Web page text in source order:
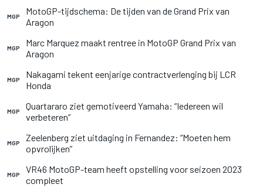
MGP
MotoGP-tijdschema: De tijden van de Grand Prix van
Aragon
MGP
Marc Marquez maakt rentree in MotoGP Grand Prix van
Aragon
MGP
Nakagami tekent eenjarige contractverlenging bij LCR
Honda
MGP
Quartararo ziet gemotiveerd Yamaha: “Iedereen wil
verbeteren”
MGP
Zeelenberg ziet uitdaging in Fernandez: “Moeten hem
opvrolijken”
MGP
VR46 MotoGP-team heeft opstelling voor seizoen 2023
compleet